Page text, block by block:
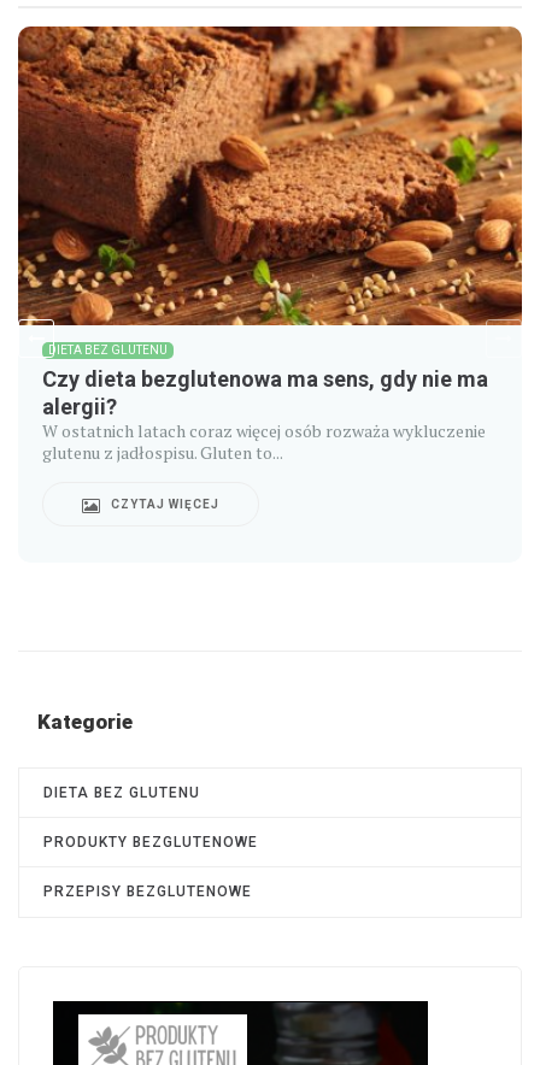
DIETA BEZ GLUTENU
Czy dieta bezglutenowa ma sens, gdy nie ma
alergii?
W ostatnich latach coraz więcej osób rozważa wykluczenie
glutenu z jadłospisu. Gluten to...
CZYTAJ WIĘCEJ
Kategorie
DIETA BEZ GLUTENU
PRODUKTY BEZGLUTENOWE
PRZEPISY BEZGLUTENOWE